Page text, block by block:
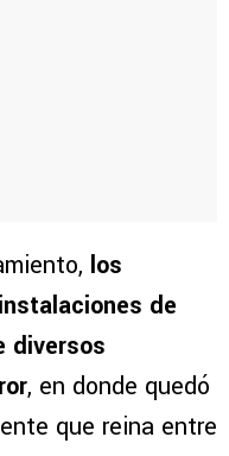
los
de
diversos
, en donde quedó
que reina entre